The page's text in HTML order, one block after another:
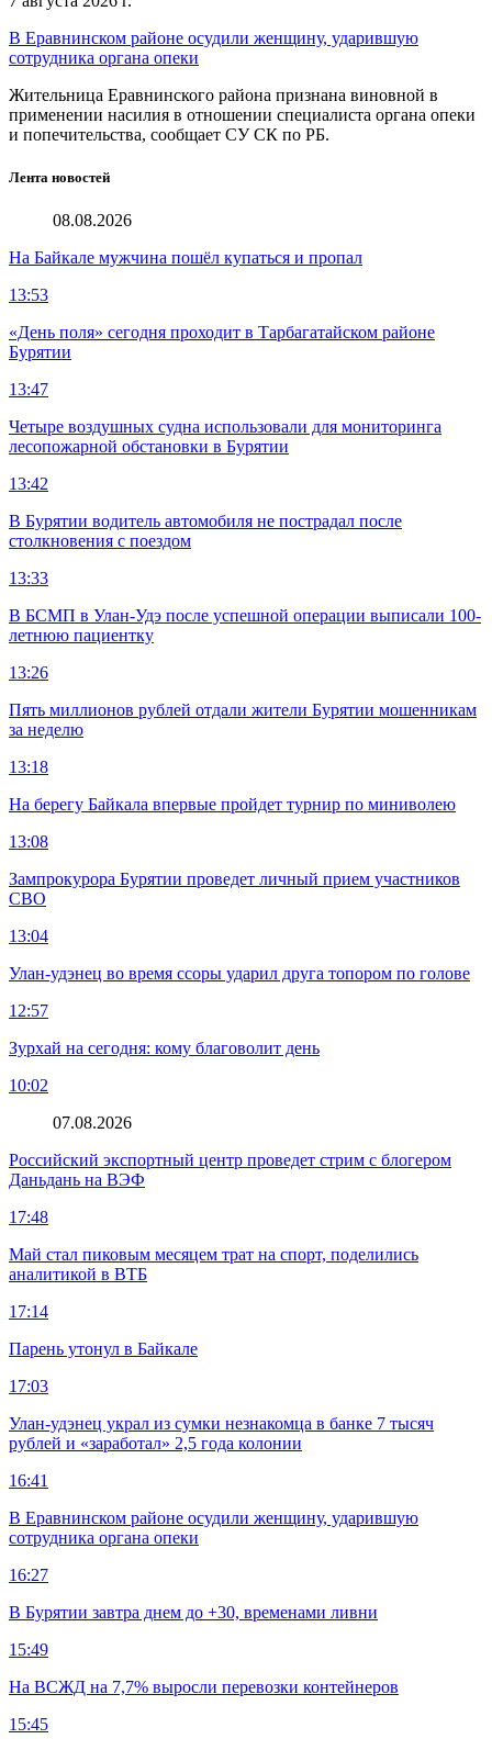
В Еравнинском районе осудили женщину, ударившую
сотрудника органа опеки
Жительница Еравнинского района признана виновной в
применении насилия в отношении специалиста органа опеки
и попечительства, сообщает СУ СК по РБ.
Лента новостей
08.08.2026
На Байкале мужчина пошёл купаться и пропал
13:53
«День поля» сегодня проходит в Тарбагатайском районе
Бурятии
13:47
Четыре воздушных судна использовали для мониторинга
лесопожарной обстановки в Бурятии
13:42
В Бурятии водитель автомобиля не пострадал после
столкновения с поездом
13:33
В БСМП в Улан-Удэ после успешной операции выписали 100-
летнюю пациентку
13:26
Пять миллионов рублей отдали жители Бурятии мошенникам
за неделю
13:18
На берегу Байкала впервые пройдет турнир по миниволею
13:08
Зампрокурора Бурятии проведет личный прием участников
СВО
13:04
Улан-удэнец во время ссоры ударил друга топором по голове
12:57
Зурхай на сегодня: кому благоволит день
10:02
07.08.2026
Российский экспортный центр проведет стрим с блогером
Даньдань на ВЭФ
17:48
Май стал пиковым месяцем трат на спорт, поделились
аналитикой в ВТБ
17:14
Парень утонул в Байкале
17:03
Улан-удэнец украл из сумки незнакомца в банке 7 тысяч
рублей и «заработал» 2,5 года колонии
16:41
В Еравнинском районе осудили женщину, ударившую
сотрудника органа опеки
16:27
В Бурятии завтра днем до +30, временами ливни
15:49
На ВСЖД на 7,7% выросли перевозки контейнеров
15:45